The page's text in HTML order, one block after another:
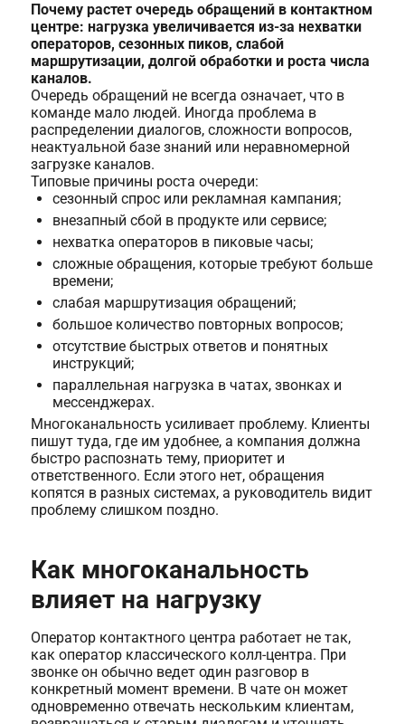
Почему растет очередь обращений в контактном
центре: нагрузка увеличивается из-за нехватки
операторов, сезонных пиков, слабой
маршрутизации, долгой обработки и роста числа
каналов.
Очередь обращений не всегда означает, что в
команде мало людей. Иногда проблема в
распределении диалогов, сложности вопросов,
неактуальной базе знаний или неравномерной
загрузке каналов.
Типовые причины роста очереди:
сезонный спрос или рекламная кампания;
внезапный сбой в продукте или сервисе;
нехватка операторов в пиковые часы;
сложные обращения, которые требуют больше
времени;
слабая маршрутизация обращений;
большое количество повторных вопросов;
отсутствие быстрых ответов и понятных
инструкций;
параллельная нагрузка в чатах, звонках и
мессенджерах.
Многоканальность усиливает проблему. Клиенты
пишут туда, где им удобнее, а компания должна
быстро распознать тему, приоритет и
ответственного. Если этого нет, обращения
копятся в разных системах, а руководитель видит
проблему слишком поздно.
Как многоканальность
влияет на нагрузку
Оператор контактного центра работает не так,
как оператор классического колл-центра. При
звонке он обычно ведет один разговор в
конкретный момент времени. В чате он может
одновременно отвечать нескольким клиентам,